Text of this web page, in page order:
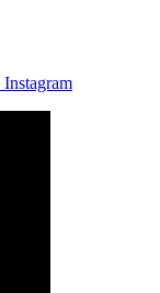
Instagram